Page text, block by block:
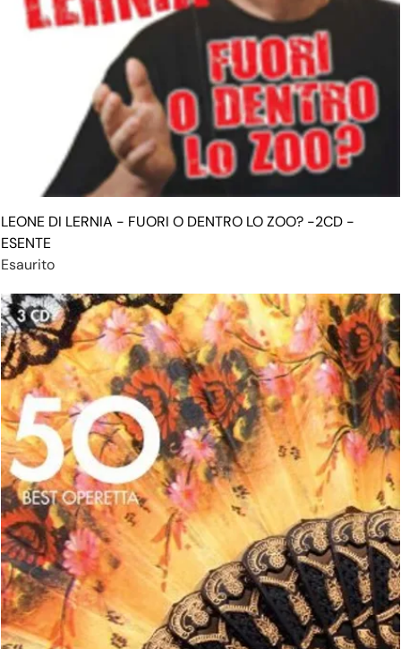
LEONE DI LERNIA - FUORI O DENTRO LO ZOO? -2CD -
ESENTE
Esaurito